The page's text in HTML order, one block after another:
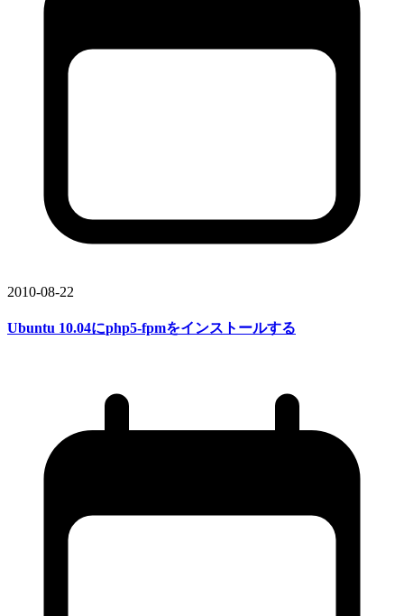
2010-08-22
Ubuntu 10.04にphp5-fpmをインストールする